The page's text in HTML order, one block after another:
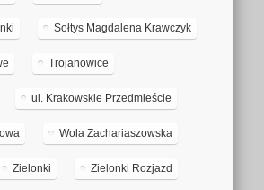
Sołtys Magdalena Krawczyk
Trojanowice
ul. Krakowskie Przedmieście
Wola Zachariaszowska
Zielonki Zielonki Rozjazd